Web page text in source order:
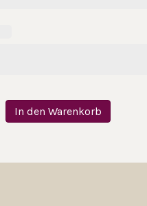
In den Warenkorb